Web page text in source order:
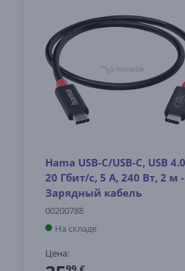
Hama USB-C/USB-C, USB
20 Гбит/с, 5 A, 240 Вт, 2 м -
Зарядный кабель
00200788
На складе
Цена: